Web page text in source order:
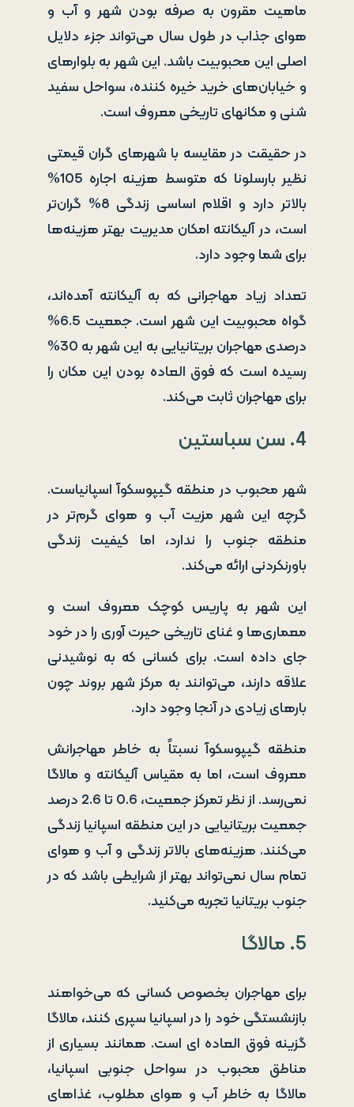
ماهیت مقرون به صرفه بودن شهر و آب و
هوای جذاب در طول سال می‌تواند جزء دلایل
اصلی این محبوبیت باشد. این شهر به بلوارهای
و خیابان‌های خرید خیره کننده، سواحل سفید
شنی و مکانهای تاریخی معروف است.
در حقیقت در مقایسه با شهرهای گران قیمتی
نظیر بارسلونا که متوسط هزینه اجاره 105%
بالاتر دارد و اقلام اساسی زندگی 8% گران‌تر
است، در آلیکانته امکان مدیریت بهتر هزینه‌ها
برای شما وجود دارد.
تعداد زیاد مهاجرانی که به آلیکانته آمده‌اند،
گواه محبوبیت این شهر است. جمعیت 6.5%
درصدی مهاجران بریتانیایی به این شهر به 30%
رسیده است که فوق العاده بودن این مکان را
برای مهاجران ثابت می‌کند.
4. سن سباستین
شهر محبوب در منطقه گیپوسکوآ اسپانیاست.
گرچه این شهر مزیت آب و هوای گرم‌تر در
منطقه جنوب را ندارد، اما کیفیت زندگی
باورنکردنی ارائه می‌کند.
این شهر به پاریس کوچک معروف است و
معماری‌ها و غنای تاریخی حیرت آوری را در خود
جای داده است. برای کسانی که به نوشیدنی
علاقه دارند، می‌توانند به مرکز شهر بروند چون
بارهای زیادی در آنجا وجود دارد.
منطقه گیپوسکوآ نسبتاً به خاطر مهاجرانش
معروف است، اما به مقیاس آلیکانته و مالاگا
نمی‌رسد. از نظر تمرکز جمعیت، 0.6 تا 2.6 درصد
جمعیت بریتانیایی در این منطقه اسپانیا زندگی
می‌کنند. هزینه‌های بالاتر زندگی و آب و هوای
تمام سال نمی‌تواند بهتر از شرایطی باشد که در
جنوب بریتانیا تجربه می‌کنید.
5. مالاگا
برای مهاجران بخصوص کسانی که می‌خواهند
بازنشستگی خود را در اسپانیا سپری کنند، مالاگا
گزینه فوق العاده ای است. همانند بسیاری از
مناطق محبوب در سواحل جنوبی اسپانیا،
مالاگا به خاطر آب و هوای مطلوب، غذاهای